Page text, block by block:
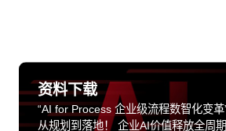
资料下载
“AI for Process 企业级流程数智化变革
从规划到落地！ 企业AI价值释放全周